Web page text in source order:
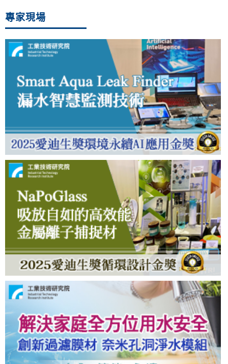
專家現場